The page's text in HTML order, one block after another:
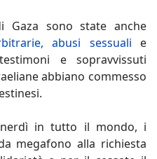
Gaza sono state anche
abusi sessuali e
e sopravvissuti
abbiano commesso
in tutto il mondo, i
megafono alla richiesta